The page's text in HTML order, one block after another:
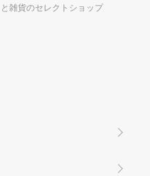
雑貨のセレクトショップ